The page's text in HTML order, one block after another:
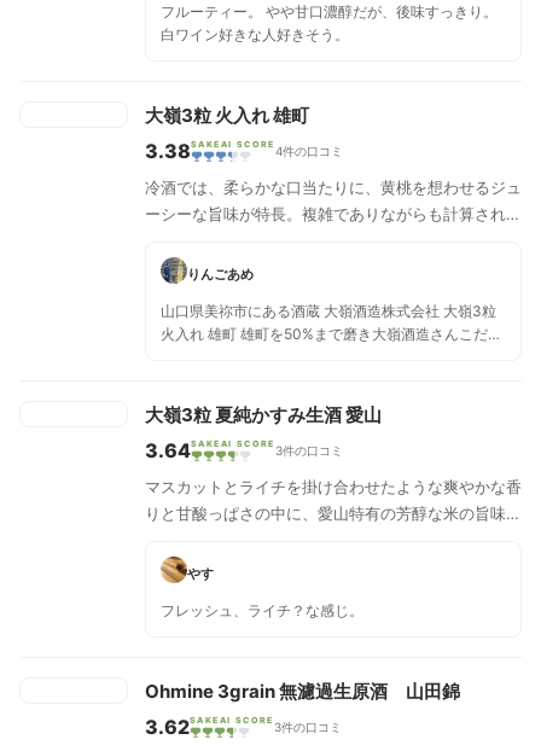
玄人まで幅広く楽しめる食中酒。
フルーティー。 やや甘口濃醇だが、後味すっきり。
白ワイン好きな人好きそう。
大嶺3粒 火入れ 雄町
3.38SAKEAI SCORE 4件の口コミ
冷酒では、柔らかな口当たりに、黄桃を想わせるジュ
ーシーな旨味が特長。複雑でありながらも計算された
香り、口どけのいい甘み、後口では儚くも優雅な余韻
りんごあめ
山口県美祢市にある酒蔵 大嶺酒造株式会社 大嶺3粒
火入れ 雄町 雄町を50%まで磨き大嶺酒造さんこだわ
ね◎ お米の旨み、力強さをしっかりと感じられま
す！ その中でもちょっとライチっぽい？フルーティ
ーな甘みもあり口の中が楽しい✨ 後半には酸味もし
きせず1本すぐ無くなっちゃうと思います笑 美味し！
大嶺3粒 夏純かすみ生酒 愛山
3.64SAKEAI SCORE 3件の口コミ
マスカットとライチを掛け合わせたような爽やかな香
りと甘酸っぱさの中に、愛山特有の芳醇な米の旨味と
仕上がりました。
やす
フレッシュ、ライチ？な感じ。
Ohmine 3grain 無濾過生原酒 山田錦
3.62SAKEAI SCORE 3件の口コミ